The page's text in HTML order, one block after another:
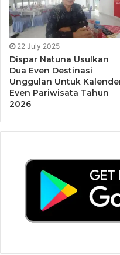
Mantan Kapolri bersama
menuju Kantor Camat
layananGerakan
Kependudukan (GISA)
pertemuan dengan
Usai menggelar
menggunakan helikopter.
Tanpak terlihat
Perhubungan, Alazi,
22 July 2025
Dispar Natuna Usulkan
Dua Even Destinasi
Unggulan Untuk
Even Pariwisata Tahun
2026